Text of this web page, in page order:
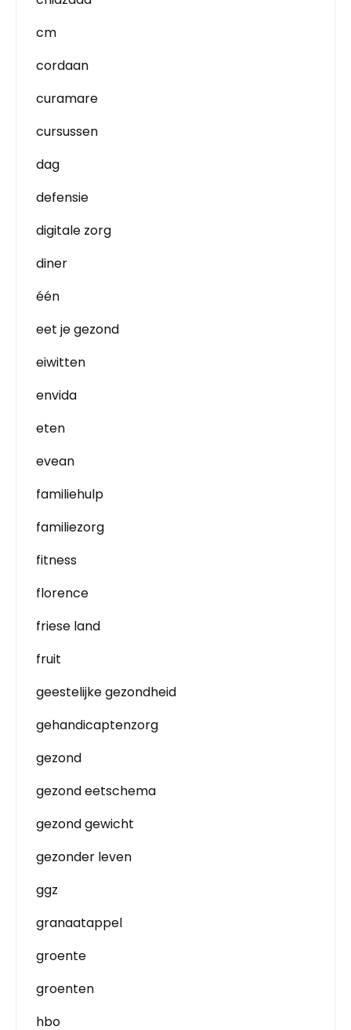
cm
cordaan
curamare
cursussen
dag
defensie
digitale zorg
diner
één
eet je gezond
eiwitten
envida
eten
evean
familiehulp
familiezorg
fitness
florence
friese land
fruit
geestelijke gezondheid
gehandicaptenzorg
gezond
gezond eetschema
gezond gewicht
gezonder leven
ggz
granaatappel
groente
groenten
hbo